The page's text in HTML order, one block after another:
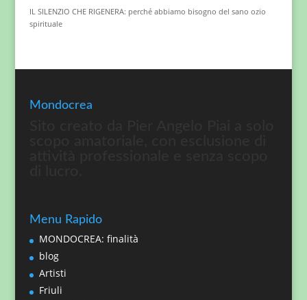
IL SILENZIO CHE RIGENERA: perché abbiamo bisogno del sano ozio
spirituale
Mondocrea
Menu Rapido
MONDOCREA: finalità
blog
Artisti
Friuli